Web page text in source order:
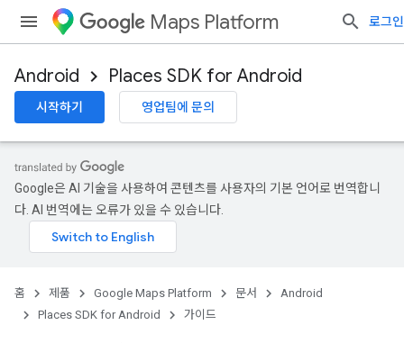
Maps Platform 로그인
Android Places SDK for Android
시작하기 영업팀에 문의
Google은 AI 기술을 사용하여 콘텐츠를 사용자의 기본 언어로 번역합니
다. AI 번역에는 오류가 있을 수 있습니다.
홈 제품 Google Maps Platform 문서
Android
Places SDK for Android
가이드